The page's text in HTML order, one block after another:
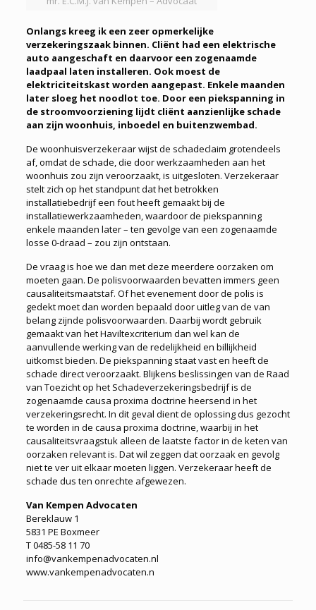
Onlangs kreeg ik een zeer opmerkelijke
verzekeringszaak binnen. Cliënt had een elektrische
auto aangeschaft en daarvoor een zogenaamde
laadpaal laten installeren. Ook moest de
elektriciteitskast worden aangepast. Enkele maanden
later sloeg het noodlot toe. Door een piekspanning in
de stroomvoorziening lijdt cliënt aanzienlijke schade
aan zijn woonhuis, inboedel en buitenzwembad.
De woonhuisverzekeraar wijst de schadeclaim grotendeels
af, omdat de schade, die door werkzaamheden aan het
woonhuis zou zijn veroorzaakt, is uitgesloten. Verzekeraar
stelt zich op het standpunt dat het betrokken
installatiebedrijf een fout heeft gemaakt bij de
installatiewerkzaamheden, waardoor de piekspanning
enkele maanden later – ten gevolge van een zogenaamde
losse 0-draad – zou zijn ontstaan.
De vraag is hoe we dan met deze meerdere oorzaken om
moeten gaan. De polisvoorwaarden bevatten immers geen
causaliteitsmaatstaf. Of het evenement door de polis is
gedekt moet dan worden bepaald door uitleg van de van
belang zijnde polisvoorwaarden. Daarbij wordt gebruik
gemaakt van het Haviltexcriterium dan wel kan de
aanvullende werking van de redelijkheid en billijkheid
uitkomst bieden. De piekspanning staat vast en heeft de
schade direct veroorzaakt. Blijkens beslissingen van de Raad
van Toezicht op het Schadeverzekeringsbedrijf is de
zogenaamde causa proxima doctrine heersend in het
verzekeringsrecht. In dit geval dient de oplossing dus gezocht
te worden in de causa proxima doctrine, waarbij in het
causaliteitsvraagstuk alleen de laatste factor in de keten van
oorzaken relevant is. Dat wil zeggen dat oorzaak en gevolg
niet te ver uit elkaar moeten liggen. Verzekeraar heeft de
schade dus ten onrechte afgewezen.
Van Kempen Advocaten
Bereklauw 1
5831 PE Boxmeer
T 0485-58 11 70
info@vankempenadvocaten.nl
www.vankempenadvocaten.n